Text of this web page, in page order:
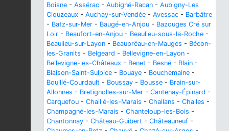
Boisne - Assérac - Aubigné-Racan - Aubigny-Les
Clouzeaux - Auchay-sur-Vendée - Avessac - Barbâtre
- Batz-sur-Mer - Baugé-en-Anjou - Bazouges Cré sur
Loir - Beaufort-en-Anjou - Beaulieu-sous-la-Roche -
Beaulieu-sur-Layon - Beaupréau-en-Mauges - Bécon-
les-Granits - Belgeard - Bellevigne-en-Layon -
Bellevigne-les-Châteaux - Benet - Besné - Blain -
Blaison-Saint-Sulpice - Bouaye - Bouchemaine -
Bouillé-Courdault - Boussay - Bousse - Brain-sur-
Allonnes - Bretignolles-sur-Mer - Cantenay-Épinard -
Carquefou - Chaillé-les-Marais - Challans - Challes -
Champagné-les-Marais - Chanteloup-les-Bois -
Chantonnay - Château-Guibert - Châteauneuf -